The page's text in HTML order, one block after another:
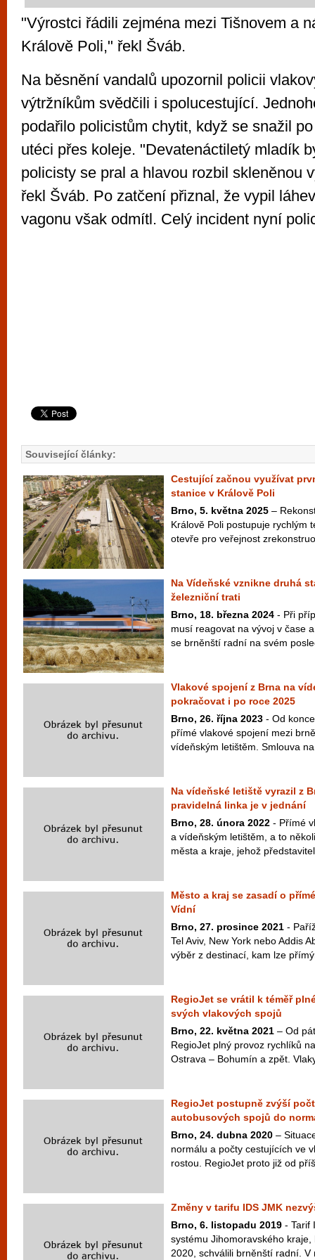
"Výrostci řádili zejména mezi Tišnovem a
Králově Poli," řekl Šváb.
Na běsnění vandalů upozornil policii
výtržníkům svědčili i spolucestující.
podařilo policistům chytit, když se snažil
utéci přes koleje. "Devatenáctiletý mladík
policisty se pral a hlavou rozbil skleněnou
řekl Šváb. Po zatčení přiznal, že vypil
vagonu však odmítl. Celý incident nyní
Související články:
Cestující začnou využívat
stanice v Králově Poli
Brno, 5. května 2025 –
Králově Poli postupuje rychlým
otevře pro veřejnost
Na Vídeňské vznikne druhá
železniční trati
Brno, 18. března 2024 - Při
musí reagovat na vývoj v čase
se brněnští radní na svém
Vlakové spojení z Brna na
pokračovat i po roce 2025
Brno, 26. října 2023 - Od
přímé vlakové spojení mezi
vídeňským letištěm. Smlouva
Na vídeňské letiště vyrazil z
pravidelná linka je v jednání
Brno, 28. února 2022 - Přímé
a vídeňským letištěm, a to
města a kraje, jehož
Město a kraj se zasadí o
Vídní
Brno, 27. prosince 2021 -
Tel Aviv, New York nebo Addis
výběr z destinací, kam lze
RegioJet se vrátil k téměř
svých vlakových spojů
Brno, 22. května 2021 – Od
RegioJet plný provoz rychlíků
Ostrava – Bohumín a zpět.
RegioJet postupně zvýší
autobusových spojů do
Brno, 24. dubna 2020 –
normálu a počty cestujících ve
rostou. RegioJet proto již od
Změny v tarifu IDS JMK
Brno, 6. listopadu 2019 - Tarif
systému Jihomoravského
2020, schválili brněnští radní. V